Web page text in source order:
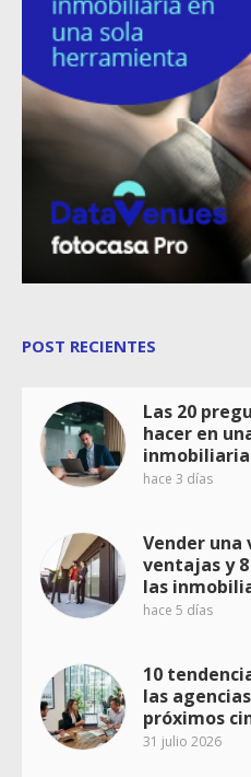
POST RECIENTES
Las 20
hacer en
inmobiliaria
hace 3 días
Vender una
ventajas y
las
hace 5 días
10
las
próximos
31 julio 2026